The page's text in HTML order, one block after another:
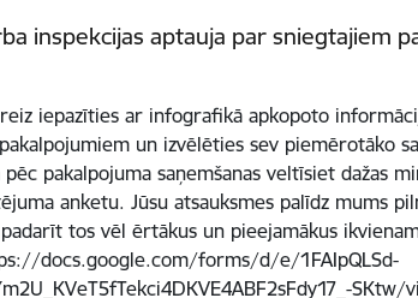
inspekcijas aptauja par sniegtajiem
iepazīties ar infografikā apkopoto
un izvēlēties sev piemērotāko
pakalpojuma saņemšanas veltīsiet dažas
anketu. Jūsu atsauksmes palīdz mums
tos vēl ērtākus un pieejamākus
docs.google.com/forms/d/e/1FAIpQLSd-